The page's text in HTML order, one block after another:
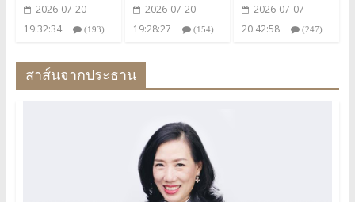
2026-07-20
19:32:34
(193)
2026-07-20
19:28:27
(154)
2026-07-07
20:42:58
(247)
สาส์นจากประธาน